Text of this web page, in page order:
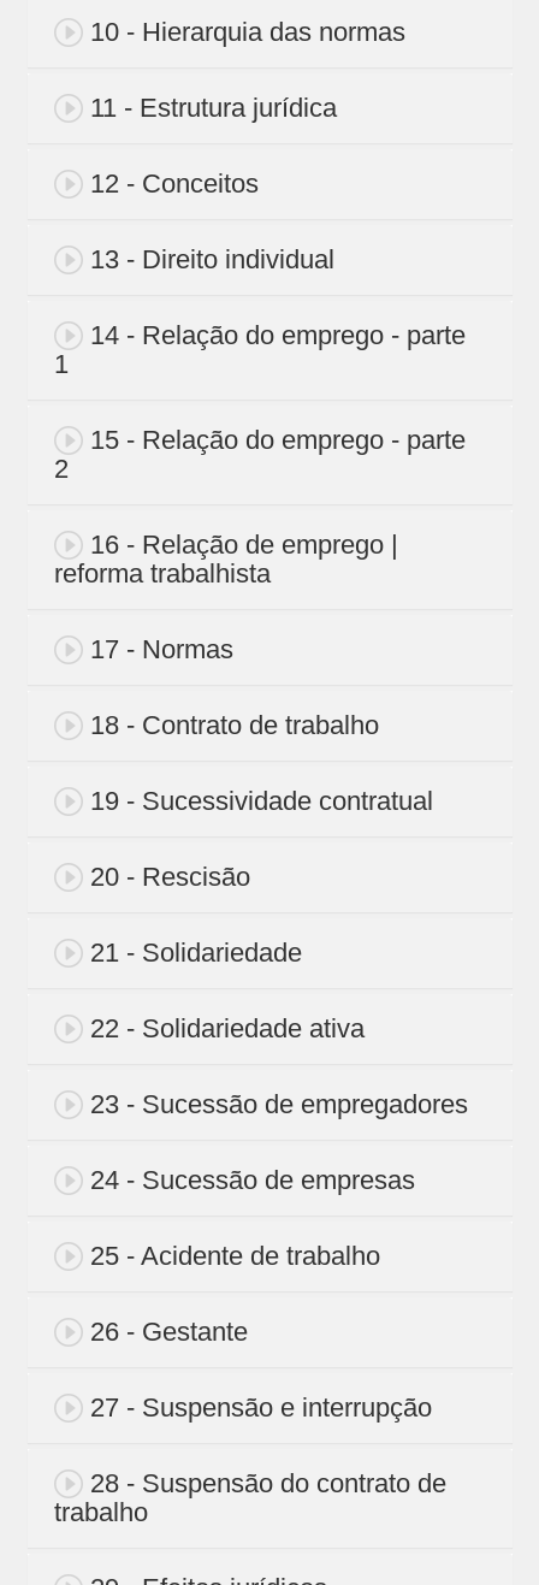
10 - Hierarquia das normas
11 - Estrutura jurídica
12 - Conceitos
13 - Direito individual
14 - Relação do emprego - parte
1
15 - Relação do emprego - parte
2
16 - Relação de emprego |
reforma trabalhista
17 - Normas
18 - Contrato de trabalho
19 - Sucessividade contratual
20 - Rescisão
21 - Solidariedade
22 - Solidariedade ativa
23 - Sucessão de empregadores
24 - Sucessão de empresas
25 - Acidente de trabalho
26 - Gestante
27 - Suspensão e interrupção
28 - Suspensão do contrato de
trabalho